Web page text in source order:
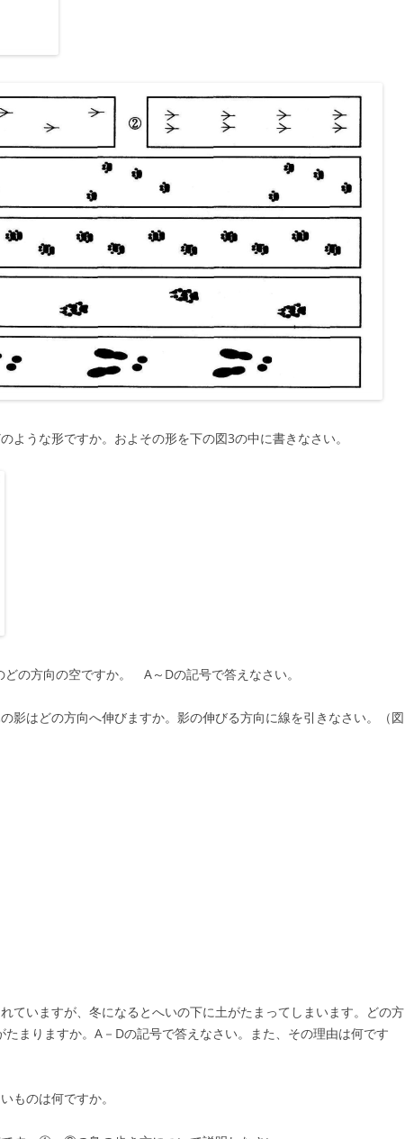
ような形ですか。およその形を下の図3の中に書きなさい。
の方向の空ですか。 A～Dの記号で答えなさい。
影はどの方向へ伸びますか。影の伸びる方向に線を引きなさい。（図
ていますが、冬になるとへいの下に土がたまってしまいます。どの方
まりますか。A－Dの記号で答えなさい。また、その理由は何です
ものは何ですか。